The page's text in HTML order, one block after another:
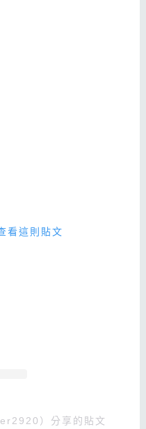
這則貼文
）分享的貼文